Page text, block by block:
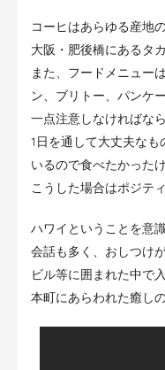
コーヒはあらゆる産地
大阪・肥後橋にあるタ
また、フードメニュー
ン、ブリトー、パンケ
一点注意しなければな
1日を通して大丈夫な
いるので食べたかった
こうした場合はポジテ
ハワイということを意
会話も多く、おしつけ
ビル等に囲まれた中で
本町にあらわれた癒し